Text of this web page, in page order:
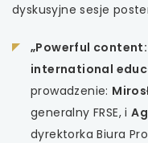
dyskusyjne sesje
„Powerful
international
prowadzenie:
generalny FRSE, i
dyrektorka Biura